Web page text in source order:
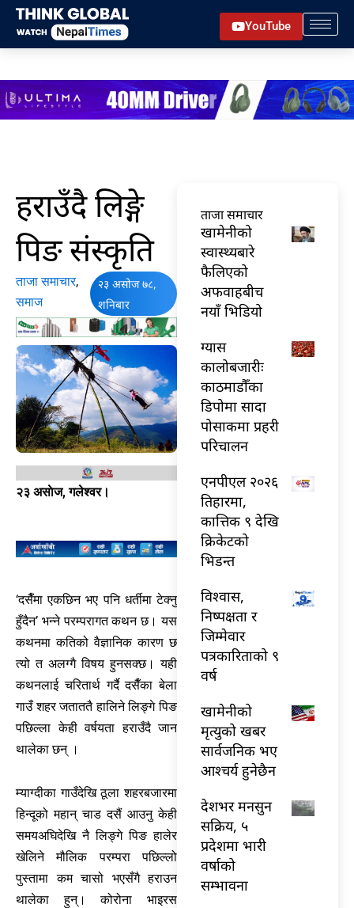
Skip
content
YouTube
हराउँदै लिङ्गे
पिङ संस्कृति
ताजा समाचार,
समाज
२३ असोज ७८,
शनिबार
२३ असाेज, गलेश्वर।
‘दसैँमा एकछिन भए पनि धर्तीमा टेक्नु
हुँदैन’ भन्ने परम्परागत कथन छ। यस
कथनमा कतिको वैज्ञानिक कारण छ
त्यो त अलग्गै विषय हुनसक्छ। यही
कथनलाई चरितार्थ गर्दै दसैँका बेला
गाउँ शहर जताततै हालिने लिङ्गे पिङ
पछिल्ला केही वर्षयता हराउँदै जान
थालेका छन् ।
म्याग्दीका गाउँदेखि ठूला शहरबजारमा
हिन्दूको महान् चाड दसैं आउनु केही
समयअघिदेखि नै लिङ्गे पिङ हालेर
खेलिने मौलिक परम्परा पछिल्लो
पुस्तामा कम चासो भएसँगै हराउन
थालेका हुन्। कोरोना भाइरस
ताजा समाचार
खामेनीको
स्वास्थ्यबारे
फैलिएको
अफवाहबीच
नयाँ भिडियो
ग्यास
कालोबजारीः
काठमाडौँका
डिपोमा सादा
पोसाकमा प्रहरी
परिचालन
एनपीएल २०२६
तिहारमा,
कात्तिक ९ देखि
क्रिकेटको
भिडन्त
विश्वास,
निष्पक्षता र
जिम्मेवार
पत्रकारिताको ९
वर्ष
खामेनीको
मृत्युको खबर
सार्वजनिक भए
आश्चर्य हुनेछैन
देशभर मनसुन
सक्रिय, ५
प्रदेशमा भारी
वर्षाको
सम्भावना